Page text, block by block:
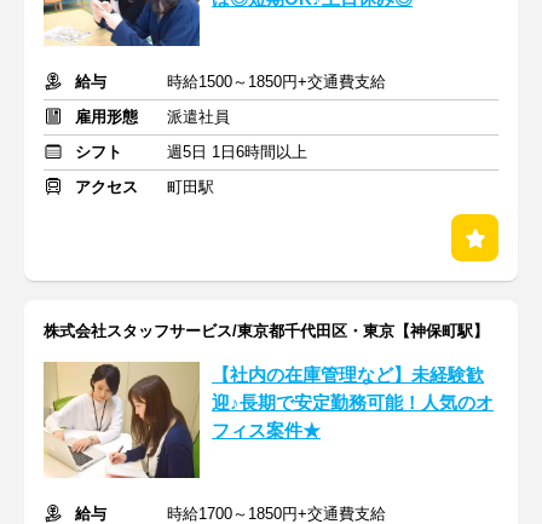
給与
時給1500～1850円+交通費支給
雇用形態
派遣社員
シフト
週5日 1日6時間以上
アクセス
町田駅
株式会社スタッフサービス/東京都千代田区・東京【神保町駅】
【社内の在庫管理など】未経験歓
迎♪長期で安定勤務可能！人気のオ
フィス案件★
給与
時給1700～1850円+交通費支給